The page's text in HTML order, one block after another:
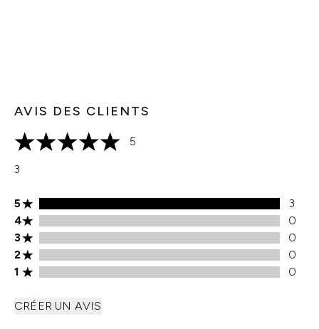
AVIS DES CLIENTS
5 étoiles sur un maximum de 5
5
3
Note de 5 étoiles 3 avis
5
3
Note de 4 étoiles 0 avis
4
0
Note de 3 étoiles 0 avis
3
0
Note de 2 étoiles 0 avis
2
0
Note de 1 étoiles 0 avis
1 0
CRÉER UN AVIS